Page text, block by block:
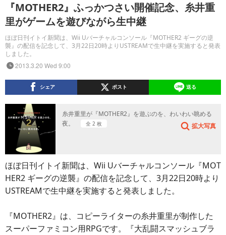
『MOTHER2』ふっかつさい開催記念、糸井重
里がゲームを遊びながら生中継
ほぼ日刊イトイ新聞は、Wii Uバーチャルコンソール『MOTHER2 ギーグの逆
襲』の配信を記念して、3月22日20時よりUSTREAMで生中継を実施すると発表
しました。
2013.3.20 Wed 9:00
シェア ポスト 送る
糸井重里が『MOTHER2』を遊ぶのを、わいわい眺める
夜。
全 2 枚 拡大写真
ほぼ日刊イトイ新聞は、Wii Uバーチャルコンソール『MOT
HER2 ギーグの逆襲』の配信を記念して、3月22日20時より
USTREAMで生中継を実施すると発表しました。
『MOTHER2』は、コピーライターの糸井重里が制作した
スーパーファミコン用RPGです。『大乱闘スマッシュブラ